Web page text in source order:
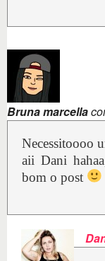
Bruna marcella
Necessitoooo
aii Dani
bom o post